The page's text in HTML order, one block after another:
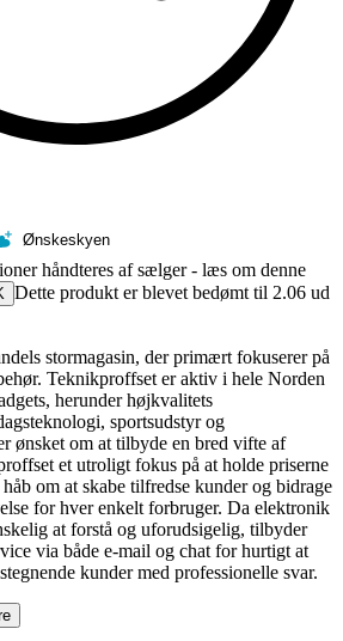
Ønskeskyen
håndteres af sælger - læs om denne
Dette produkt er blevet bedømt til 2.06 ud
stormagasin, der primært fokuserer på
Teknikproffset er aktiv i hele Norden
herunder højkvalitets
sportsudstyr og
ønsket om at tilbyde en bred vifte af
et utroligt fokus på at holde priserne
om at skabe tilfredse kunder og bidrage
for hver enkelt forbruger. Da elektronik
at forstå og uforudsigelig, tilbyder
via både e-mail og chat for hurtigt at
kunder med professionelle svar.